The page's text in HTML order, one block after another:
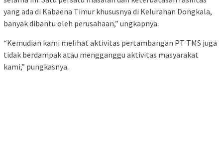
yang ada di Kabaena Timur khususnya di Kelurahan Dongkala,
banyak dibantu oleh perusahaan,” ungkapnya.
“Kemudian kami melihat aktivitas pertambangan PT TMS juga
tidak berdampak atau mengganggu aktivitas masyarakat
kami,” pungkasnya.